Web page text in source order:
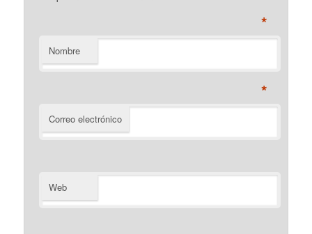
Nombre
*
Correo electrónico
*
Web